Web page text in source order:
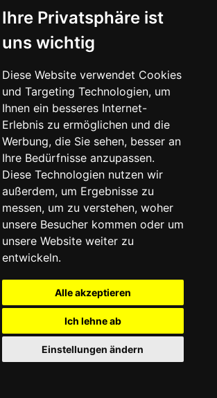
Ihre Privatsphäre ist
uns wichtig
Diese Website verwendet Cookies
und Targeting Technologien, um
Ihnen ein besseres Internet-
Erlebnis zu ermöglichen und die
Werbung, die Sie sehen, besser an
Ihre Bedürfnisse anzupassen.
Diese Technologien nutzen wir
außerdem, um Ergebnisse zu
messen, um zu verstehen, woher
unsere Besucher kommen oder um
unsere Website weiter zu
entwickeln.
Alle akzeptieren
Ich lehne ab
Einstellungen ändern
ist insbesondere bei einem
von Bedeutung, um das Energienetz
Im Normalfall wird die erforderliche
Energieerzeugungseinheit aus dem Netz
schwarzstartfähiger Erzeugungseinheiten
nicht schwarzstartfähiger
verwendet werden.
von Photovoltaik-Anlagen durch eine
nach VDE 0100-600 ist Voraussetzung
und sicheren Betrieb. Neben einer
Abnahme einer neu aufgebauten Anlage ist
der Solaranlage und ihrer Komponenten
der Dachpfannen, zum Beispiel
für die Befestigung einer
die Gewährleistung sowie die 30-jährige
müssen Dachsystemteile, zum
regensicher in die Dachdeckung eingebaut
müssen für den jeweiligen
sein und den technischen Vorschriften
der Verarbeiter die Verantwortung. Bei
Solar-Sparrenankern kann es dazu
bearbeitet werden und durch
geschwächt wird. Werden